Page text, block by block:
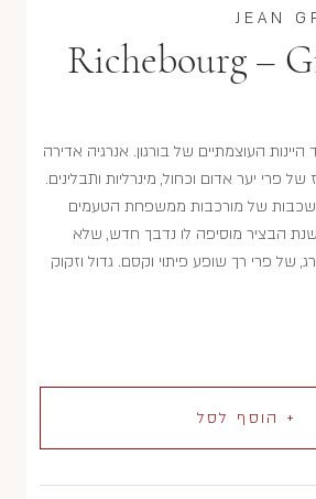
JEAN
Richebourg –
העוצמתיים של בורגון. אנרגיה אדירה
פרי יער אדום וכחול, מינרליות ותבלינים.
שכבות של מורכבות ממשפחת הטעמים
הבציר מוסיפה לו נדבך חדש, שלא
של פרי רך שופע פיתוי וקסם. גדול וזקוק
+ הוסף לסל